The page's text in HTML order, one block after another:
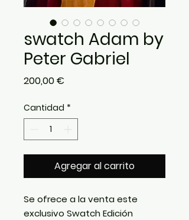
swatch Adam by
Peter Gabriel
200,00 €
Cantidad *
Agregar al carrito
Se ofrece a la venta este
exclusivo Swatch Edición